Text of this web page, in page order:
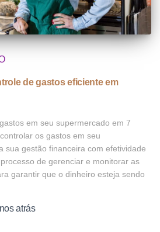
de gastos eficiente em
em seu supermercado em 7
os gastos em seu
sua gestão financeira com efetividade
de gerenciar e monitorar as
garantir que o dinheiro esteja sendo
atrás